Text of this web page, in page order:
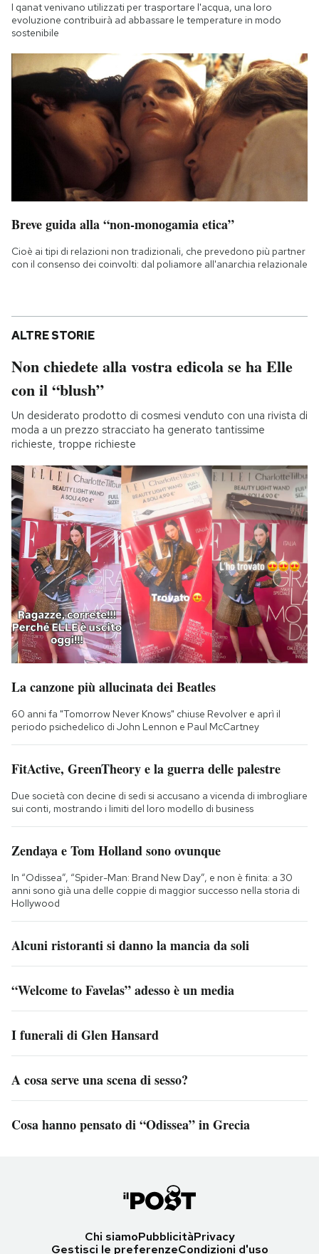
I qanat venivano utilizzati per trasportare l'acqua, una loro
evoluzione contribuirà ad abbassare le temperature in modo
sostenibile
Breve guida alla “non-monogamia etica”
Cioè ai tipi di relazioni non tradizionali, che prevedono più partner
con il consenso dei coinvolti: dal poliamore all'anarchia relazionale
ALTRE STORIE
Non chiedete alla vostra edicola se ha Elle
con il “blush”
Un desiderato prodotto di cosmesi venduto con una rivista di
moda a un prezzo stracciato ha generato tantissime
richieste, troppe richieste
La canzone più allucinata dei Beatles
60 anni fa "Tomorrow Never Knows" chiuse Revolver e aprì il
periodo psichedelico di John Lennon e Paul McCartney
FitActive, GreenTheory e la guerra delle palestre
Due società con decine di sedi si accusano a vicenda di imbrogliare
sui conti, mostrando i limiti del loro modello di business
Zendaya e Tom Holland sono ovunque
In “Odissea”, “Spider-Man: Brand New Day”, e non è finita: a 30
anni sono già una delle coppie di maggior successo nella storia di
Hollywood
Alcuni ristoranti si danno la mancia da soli
“Welcome to Favelas” adesso è un media
I funerali di Glen Hansard
A cosa serve una scena di sesso?
Cosa hanno pensato di “Odissea” in Grecia
Chi siamoPubblicitàPrivacy
Gestisci le preferenzeCondizioni d'uso